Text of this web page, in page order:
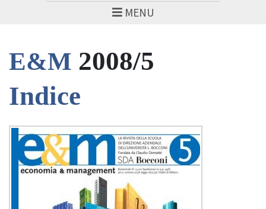
MENU
E&M 2008/5
Indice